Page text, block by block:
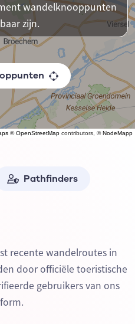
©OpenStreetMap contributors, ©NodeMapp
wandelknooppunten
zijn.
Pathfinders
recente wandelroutes in
door officiële toeristische
gebruikers van ons